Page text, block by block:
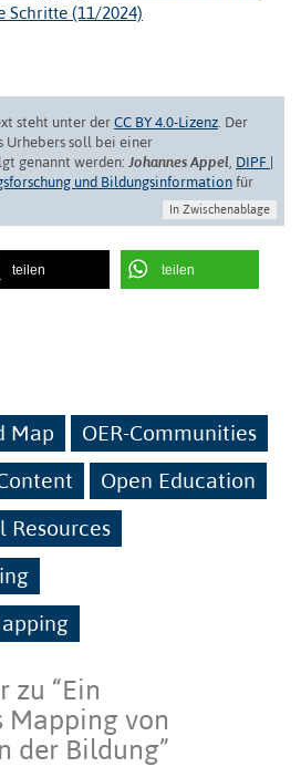
Schritte (11/2024)
steht unter der CC BY 4.0-Lizenz. Der
Urhebers soll bei einer
genannt werden: Johannes Appel, DIPF |
und Bildungsinformation für
In Zwischenablage
teilen teilen
Map
OER-Communities
Open Education
Resources
zu “Ein
Mapping von
der Bildung”